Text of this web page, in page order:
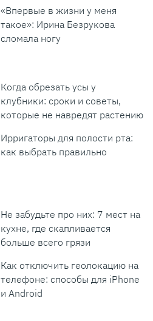
«Впервые в жизни у меня
такое»: Ирина Безрукова
сломала ногу
Когда обрезать усы у
клубники: сроки и советы,
которые не навредят растению
Ирригаторы для полости рта:
как выбрать правильно
Не забудьте про них: 7 мест на
кухне, где скапливается
больше всего грязи
Как отключить геолокацию на
телефоне: способы для iPhone
и Android